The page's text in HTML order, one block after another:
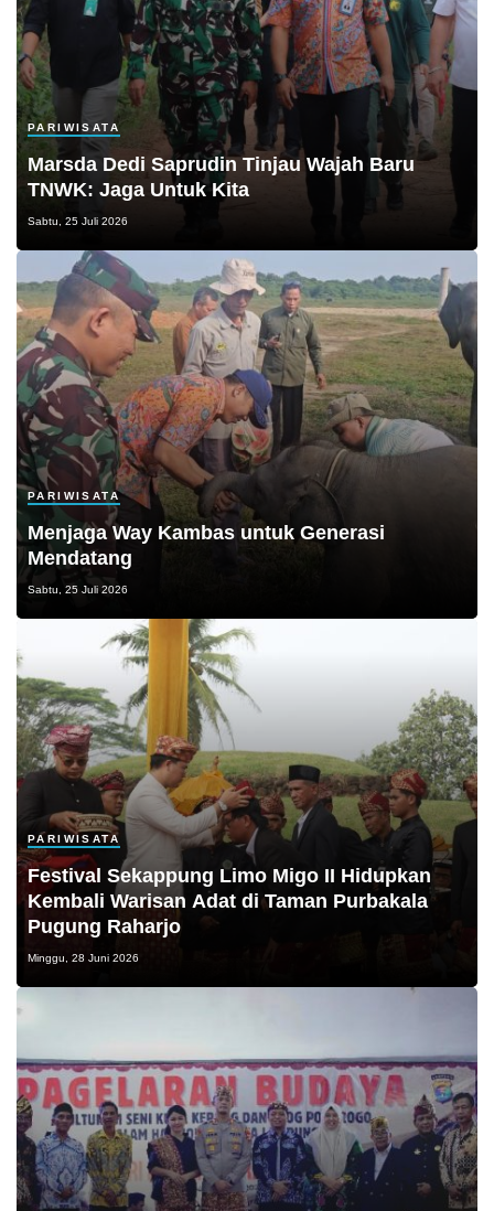
PARIWISATA
Marsda Dedi Saprudin Tinjau Wajah Baru
TNWK: Jaga Untuk Kita
Sabtu, 25 Juli 2026
PARIWISATA
Menjaga Way Kambas untuk Generasi
Mendatang
Sabtu, 25 Juli 2026
PARIWISATA
Festival Sekappung Limo Migo II Hidupkan
Kembali Warisan Adat di Taman Purbakala
Pugung Raharjo
Minggu, 28 Juni 2026